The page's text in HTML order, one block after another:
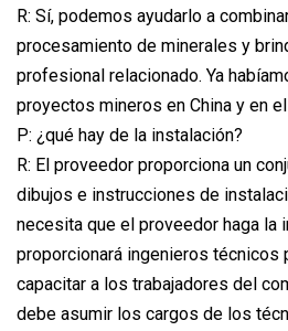
R: Sí, podemos ayudarlo a
procesamiento de minerales y
profesional relacionado. Ya
proyectos mineros en China y en
P: ¿qué hay de la instalación?
R: El proveedor proporciona un
dibujos e instrucciones de
necesita que el proveedor haga la
proporcionará ingenieros técnicos
capacitar a los trabajadores del
debe asumir los cargos de los